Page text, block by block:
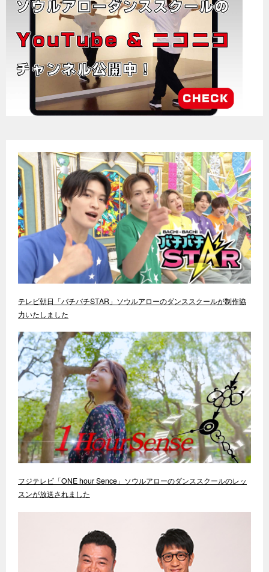
テレビ朝日「バチバチSTAR」ソウルアローのダンススクールが制作協
力いたしました
フジテレビ「ONE hour Sence」ソウルアローのダンススクールのレッ
スンが放送されました